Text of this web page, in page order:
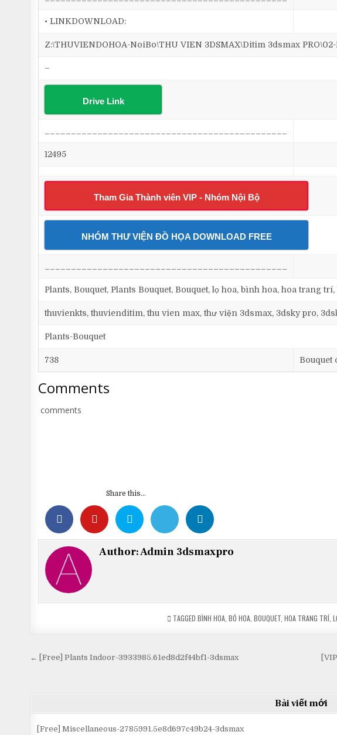
• LINKDOWNLOAD:
Z:\THUVIENDOHOA-NoiBo\THU VIEN 3DSMAX\Ditim 3dsmax
–
Drive Link
12495
Tham Gia Thành viên VIP - Nhóm Nội Bộ
NHÓM THƯ VIỆN ĐỒ HỌA DOWNLOAD FREE
Plants, Bouquet, Plants Bouquet, Bouquet, lọ hoa, bình hoa, hoa trang trí,
thuvienkts, thuvienditim, thu vien max, thư viện 3dsmax, 3dsky pro,
Plants-Bouquet
738 Bouquet
Comments
comments
Share this...
Author:Admin 3dsmaxpro
TAGGEDBÌNH HOA ,BÓ HOA ,BOUQUET ,HOA TRANG TRÍ ,
Điều
bài
viết
← [Free] Plants Indoor-3933985.61ed8d2f44bf1-3dsmax
Bài viết mới
[Free] Miscellaneous-2785991.5e8d697c49b24-3dsmax